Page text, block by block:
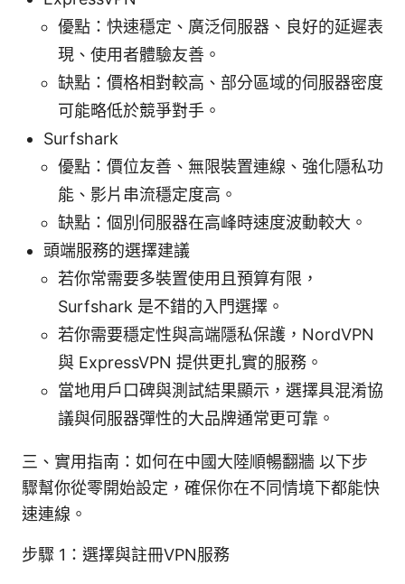
優點：快速穩定、廣泛伺服器、良好的延遲表
現、使用者體驗友善。
缺點：價格相對較高、部分區域的伺服器密度
可能略低於競爭對手。
Surfshark
優點：價位友善、無限裝置連線、強化隱私功
能、影片串流穩定度高。
缺點：個別伺服器在高峰時速度波動較大。
頭端服務的選擇建議
若你常需要多裝置使用且預算有限，
Surfshark 是不錯的入門選擇。
若你需要穩定性與高端隱私保護，NordVPN
與 ExpressVPN 提供更扎實的服務。
當地用戶口碑與測試結果顯示，選擇具混淆協
議與伺服器彈性的大品牌通常更可靠。
三、實用指南：如何在中國大陸順暢翻牆 以下步
驟幫你從零開始設定，確保你在不同情境下都能快
速連線。
步驟 1：選擇與註冊VPN服務